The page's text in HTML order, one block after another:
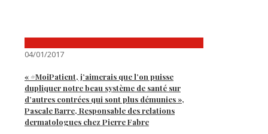
04/01/2017
« #MoiPatient, j’aimerais que l’on puisse
dupliquer notre beau système de santé sur
d’autres contrées qui sont plus démunies »,
Pascale Barre, Responsable des relations
dermatologues chez Pierre Fabre